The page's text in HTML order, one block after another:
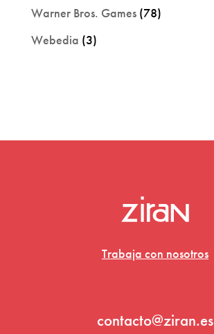
Warner Bros. Games(78)
Webedia (3)
Trabaja con nosotros
contacto@ziran.es